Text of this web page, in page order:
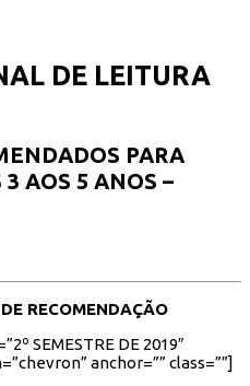
DE LEITURA
PARA
AOS 5 ANOS –
RECOMENDAÇÃO
SEMESTRE DE 2019″
anchor=”” class=””]